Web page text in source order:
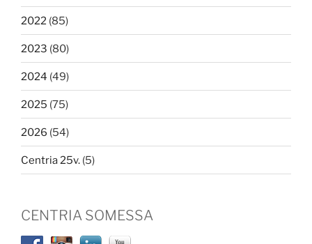
2022 (85)
2023 (80)
2024 (49)
2025 (75)
2026 (54)
Centria 25v. (5)
CENTRIA SOMESSA